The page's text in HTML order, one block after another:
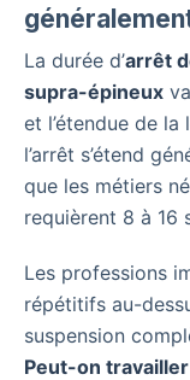
La durée d’arrêt
supra-épineux
et l’étendue de
l’arrêt s’étend
que les métiers
requièrent 8 à 16
Les professions
répétitifs au-
suspension
Peut-on